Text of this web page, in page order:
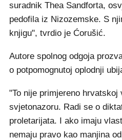
suradnik Thea Sandforta,
pedofila iz Nizozemske. S
knjigu", tvrdio je Ćorušić.
Autore spolnog odgoja
o potpomognutoj oplodnji
"To nije primjereno
svjetonazoru. Radi se o
proletarijata. I ako imaju
nemaju pravo kao manjina